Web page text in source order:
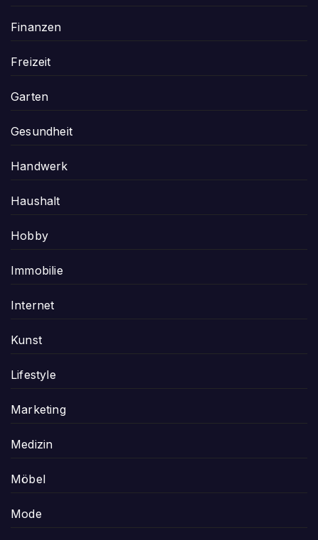
Finanzen
Freizeit
Garten
Gesundheit
Handwerk
Haushalt
Hobby
Immobilie
Internet
Kunst
Lifestyle
Marketing
Medizin
Möbel
Mode